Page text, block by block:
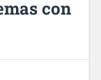
con